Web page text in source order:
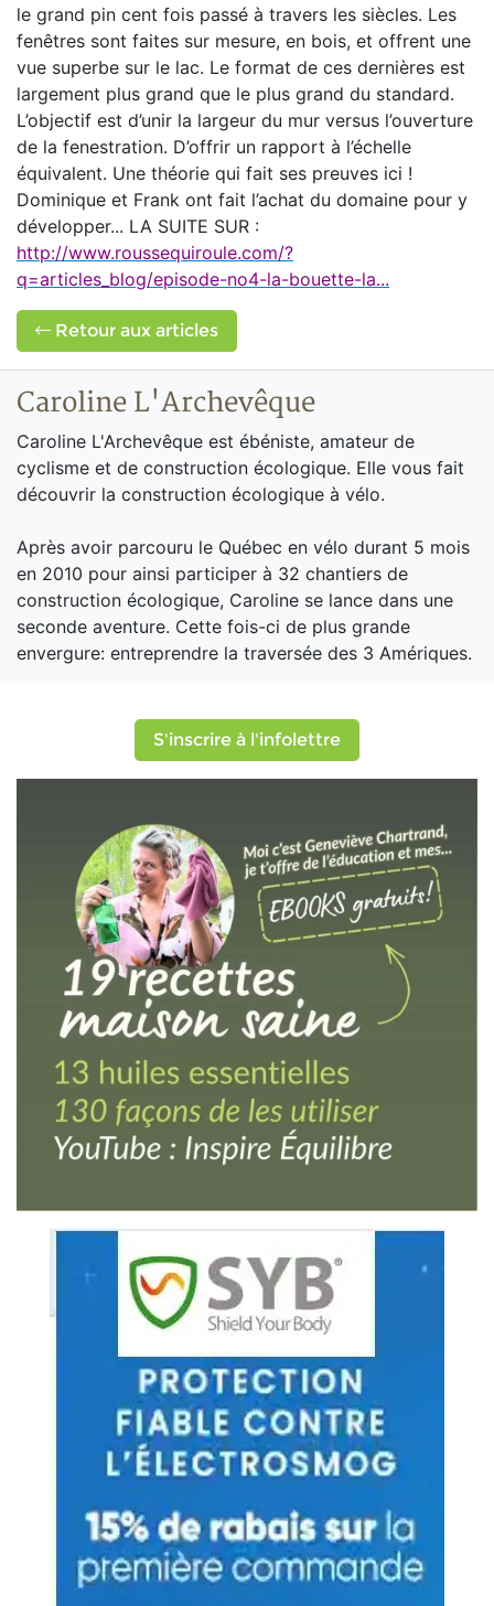
le grand pin cent fois passé à travers les siècles. Les
fenêtres sont faites sur mesure, en bois, et offrent une
vue superbe sur le lac. Le format de ces dernières est
largement plus grand que le plus grand du standard.
L’objectif est d’unir la largeur du mur versus l’ouverture
de la fenestration. D’offrir un rapport à l’échelle
équivalent. Une théorie qui fait ses preuves ici !
Dominique et Frank ont fait l’achat du domaine pour y
développer... LA SUITE SUR :
http://www.roussequiroule.com/?
q=articles_blog/episode-no4-la-bouette-la...
Retour aux articles
Caroline L'Archevêque
Caroline L'Archevêque est ébéniste, amateur de
cyclisme et de construction écologique. Elle vous fait
découvrir la construction écologique à vélo.
Après avoir parcouru le Québec en vélo durant 5 mois
en 2010 pour ainsi participer à 32 chantiers de
construction écologique, Caroline se lance dans une
seconde aventure. Cette fois-ci de plus grande
envergure: entreprendre la traversée des 3 Amériques.
S'inscrire à l'infolettre